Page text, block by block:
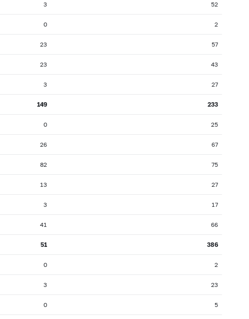
3 52
0 2
23 57
23 43
3 27
149 233
0 25
26 67
82 75
13 27
3 17
41 66
51 386
0 2
3 23
0 5